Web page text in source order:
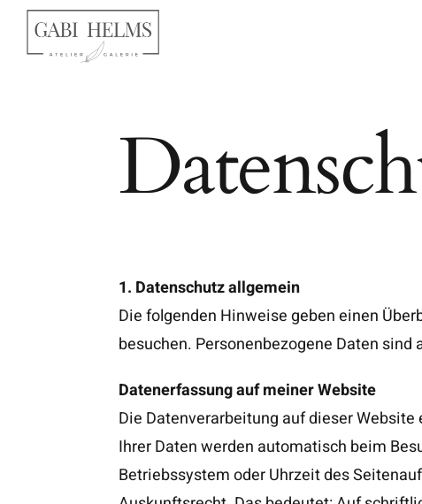
Skip
1. Datenschutz allgemein
Die folgenden Hinweise geben einen
besuchen. Personenbezogene Daten
Datenerfassung auf meiner Website
Die Datenverarbeitung auf dieser
Ihrer Daten werden automatisch beim
Betriebssystem oder Uhrzeit des